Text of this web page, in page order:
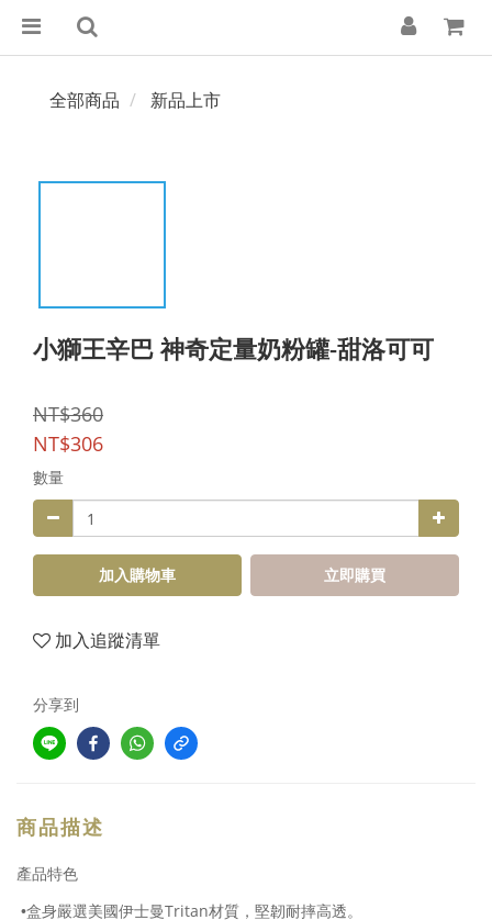
全部商品 新品上市
小獅王辛巴 神奇定量奶粉罐-甜洛可可
NT$360
NT$306
數量
加入購物車 立即購買
加入追蹤清單
分享到
商品描述
產品特色
•盒身嚴選美國伊士曼Tritan材質，堅韌耐摔高透。